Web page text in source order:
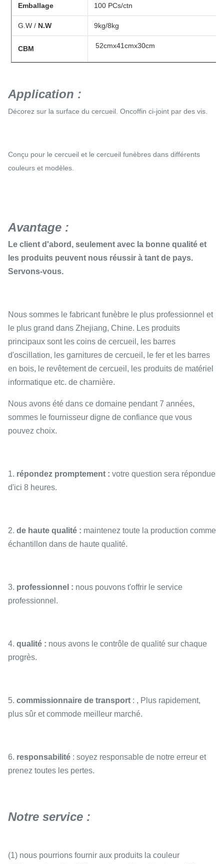
Emballage 100 PCs/ctn
G.W / N.W 9kg/8kg
CBM 52cmx41cmx30cm
Application :
Décorez sur la surface du cercueil. Oncoffin ci-joint par des vis.
Conçu pour le cercueil et le cercueil funèbres dans différents
couleurs et modèles.
Avantage :
Le client d'abord, seulement avec la bonne qualité et
les produits peuvent nous réussir à tant de pays.
Servons-vous.
Nous sommes le fabricant funèbre le plus professionnel et
le plus grand dans Zhejiang, Chine. Les produits
principaux sont les coins de cercueil, les barres
d'oscillation, les garnitures de cercueil, le fer et les barres
en bois, le revêtement de cercueil, les produits de matériel
informatique etc. de charnière.
Nous avons été dans ce domaine pendant 7 années,
sommes le fournisseur digne de confiance que vous
pouvez choix.
1. répondez promptement : votre question sera répondue
d'ici 8 heures.
2. de haute qualité : maintenez toute la production comme
échantillon dans de haute qualité.
3. professionnel : nous pouvons t'offrir le service
professionnel.
4. qualité : nous avons le contrôle de qualité sur chaque
progrès.
5. commissionnaire de transport : , Plus rapidement,
plus sûr et commode meilleur marché.
6. responsabilité : soyez responsable de notre erreur et
prenez toutes les pertes.
Notre service :
(1) nous pourrions fournir aux produits la couleur